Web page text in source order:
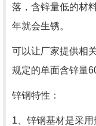
落，含锌量低的材
年就会生锈。
可以让厂家提供相
规定的单面含锌量
锌钢特性：
1、锌钢基材是采用